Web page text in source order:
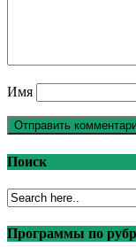
Имя
Поиск
Программы по